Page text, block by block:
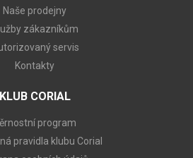
Naše prodejny
zákazníkům
servis
Kontakty
KLUB CORIAL
program
pravidla klubu Corial